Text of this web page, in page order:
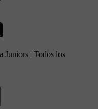
Juniors | Todos los